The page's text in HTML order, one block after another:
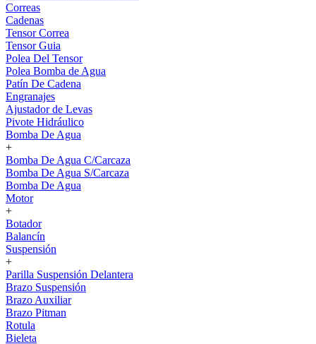
Correas
Cadenas
Tensor Correa
Tensor Guia
Polea Del Tensor
Polea Bomba de Agua
Patín De Cadena
Engranajes
Ajustador de Levas
Pivote Hidráulico
Bomba De Agua
+
Bomba De Agua C/Carcaza
Bomba De Agua S/Carcaza
Bomba De Agua
Motor
+
Botador
Balancín
Suspensión
+
Parilla Suspensión Delantera
Brazo Suspensión
Brazo Auxiliar
Brazo Pitman
Rotula
Bieleta